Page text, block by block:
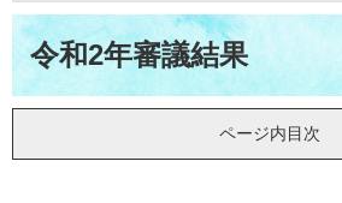
本
文令和2年審議結果
ページ内目次